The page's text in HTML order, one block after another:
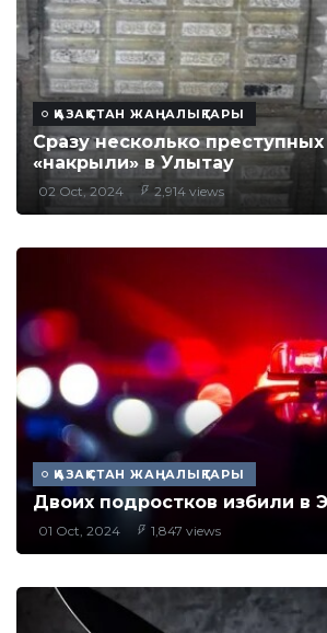
ҚАЗАҚСТАН ЖАҢАЛЫҚТАРЫ
Сразу несколько
«накрыли» в Улытау
02 Oct, 2024 2,914 views
ҚАЗАҚСТАН ЖАҢАЛЫҚТАРЫ
Двоих подростков избили в
01 Oct, 2024 1,847 views